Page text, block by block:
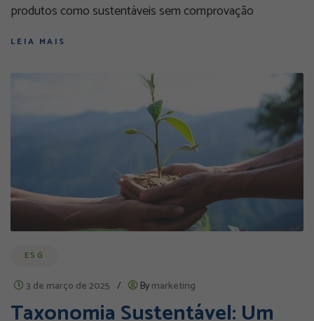
produtos como sustentáveis sem comprovação
LEIA MAIS
ESG
3 de março de 2025 / Bymarketing
Taxonomia Sustentável: Um